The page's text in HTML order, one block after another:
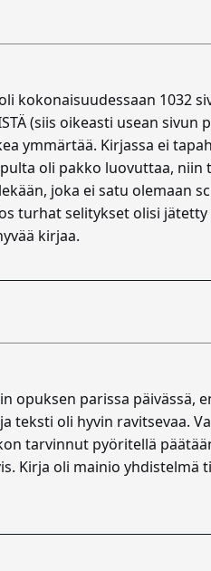
kokonaisuudessaan 1032
(siis oikeasti usean sivun
ymmärtää. Kirjassa ei
oli pakko luovuttaa, niin
joka ei satu olemaan
turhat selitykset olisi
kirjaa.
opuksen parissa päivässä,
teksti oli hyvin ravitsevaa.
tarvinnut pyöritellä
Kirja oli mainio yhdistelmä